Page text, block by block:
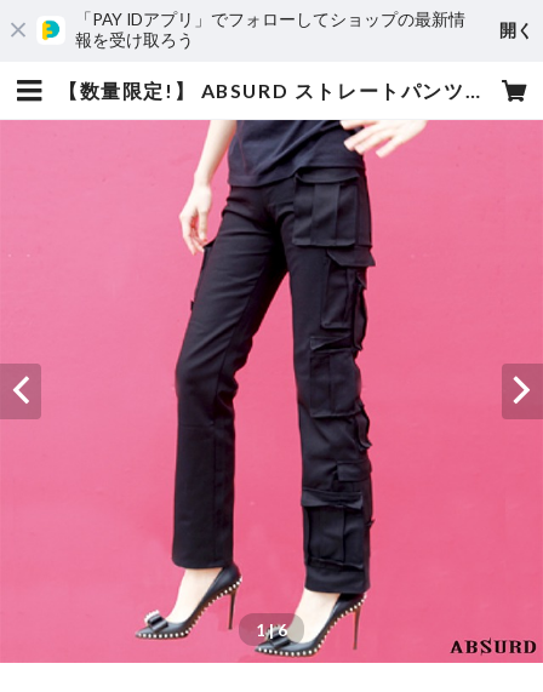
「PAY IDアプリ」でフォローしてショップの最新情
報を受け取ろう
開く
【数量限定!】 ABSURD ストレートパンツ カーゴポケット 個性的 ブラック 黒 アブサードSYSTEM7 | absurd
1| 6